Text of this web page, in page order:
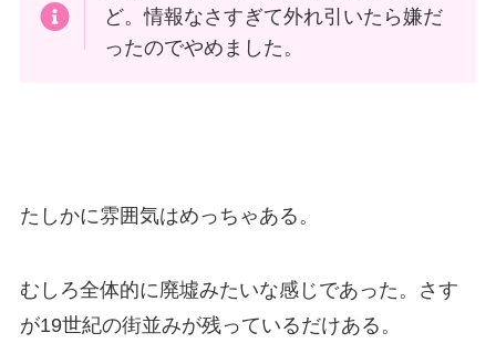
ど。情報なさすぎて外れ引いたら嫌だ
ったのでやめました。
たしかに雰囲気はめっちゃある。
むしろ全体的に廃墟みたいな感じであった。さす
が19世紀の街並みが残っているだけある。